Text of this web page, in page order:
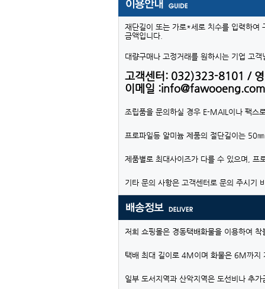
재단길이 또는 가로*세로 치수를 입력하여
금액입니다.
대량구매나 고정거래를 원하시는 기업 고
고객센터: 032)323-8101 /
이메일 :info@fawooeng.com
조립품을 문의하실 경우 E-MAIL이나 팩스
프로파일등 알미늄 제품의 절단길이는 50
제품별로 최대사이즈가 다를 수 있으며,
기타 문의 사항은 고객센터로 문의 주시기
저희 쇼핑몰은 경동택배화물을 이용하여
택배 최대 길이로 4M이며 화물은 6M까지
일부 도서지역과 산악지역은 도선비나 추